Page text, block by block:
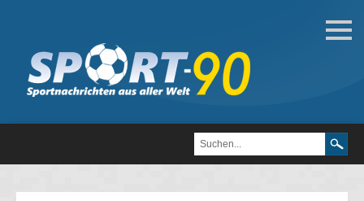
Internat.
Fußball
Sieger